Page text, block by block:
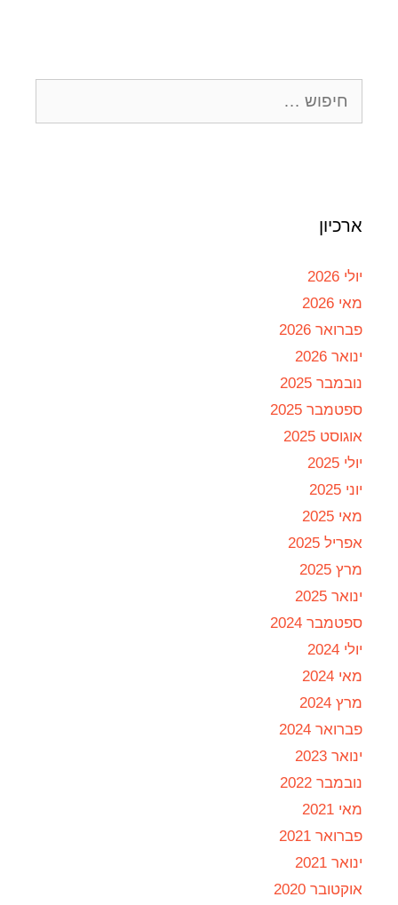
ארכיון
יולי 2026
מאי 2026
פברואר 2026
ינואר 2026
נובמבר 2025
ספטמבר 2025
אוגוסט 2025
יולי 2025
יוני 2025
מאי 2025
אפריל 2025
מרץ 2025
ינואר 2025
ספטמבר 2024
יולי 2024
מאי 2024
מרץ 2024
פברואר 2024
ינואר 2023
נובמבר 2022
מאי 2021
פברואר 2021
ינואר 2021
אוקטובר 2020